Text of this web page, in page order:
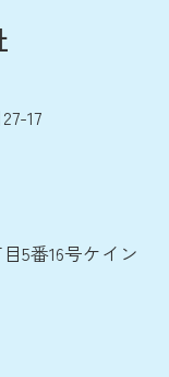
17
5番16号ケイン